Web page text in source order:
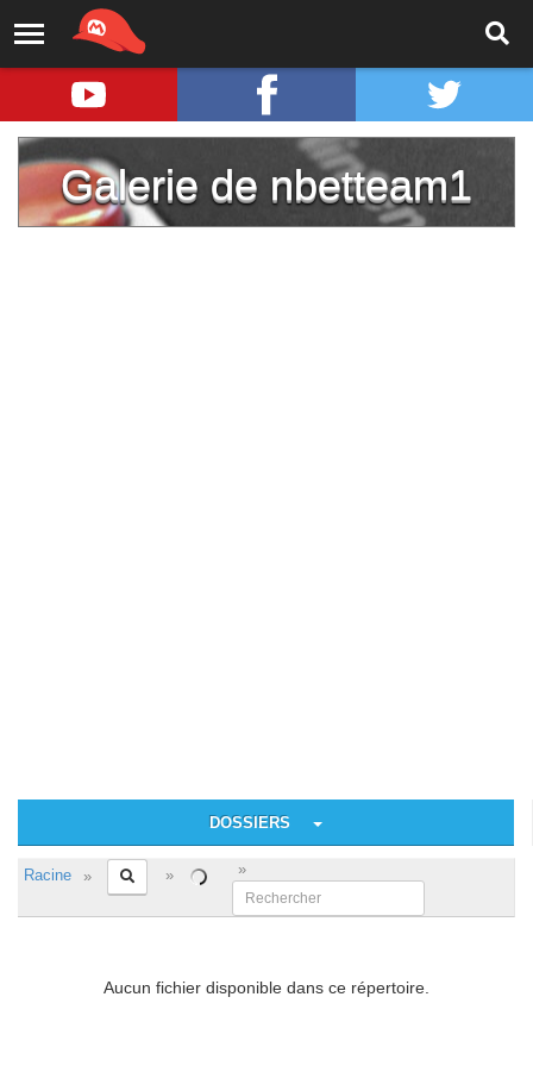
Galerie de nbetteam1
DOSSIERS
Racine
Aucun fichier disponible dans ce répertoire.